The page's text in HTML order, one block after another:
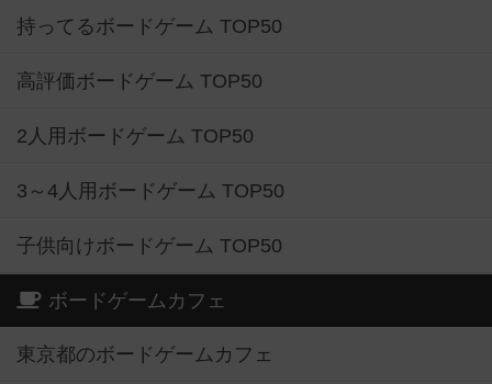
持ってるボードゲーム TOP50
高評価ボードゲーム TOP50
2人用ボードゲーム TOP50
3～4人用ボードゲーム TOP50
子供向けボードゲーム TOP50
ボードゲームカフェ
東京都のボードゲームカフェ